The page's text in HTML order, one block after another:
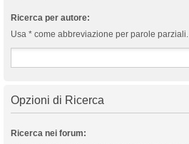
Ricerca per autore:
Usa * come abbreviazione per parole parziali.
Opzioni di Ricerca
Ricerca nei forum: